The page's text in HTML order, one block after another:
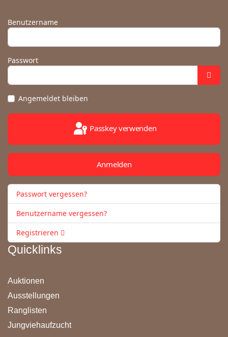
Quicklinks
Auktionen
Ausstellungen
Ranglisten
Jungviehaufzucht
Benutzername
Passwort
Angemeldet bleiben
Passkey verwenden
Anmelden
Passwort vergessen?
Benutzername vergessen?
Registrieren